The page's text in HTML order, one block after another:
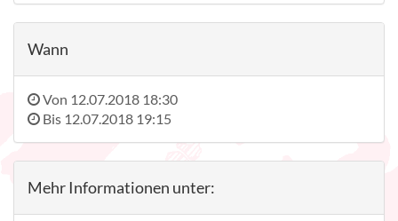
Wann
Von 12.07.2018 18:30
Bis 12.07.2018 19:15
Mehr Informationen unter: